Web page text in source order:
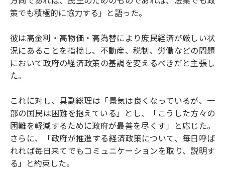
策でも積極的に協力する」と語った。
彼は高金利・高物価・高為替により庶民経済が厳しい状
況にあることを指摘し、不動産、税制、労働などの問題
において政府の経済政策の基調を変えるべきだと主張し
た。
これに対し、具副総理は「景気は良くなっているが、一
部の国民は困難を抱えている」とし、「こうした方々の
困難を軽減するために政府が最善を尽くす」と応じた。
さらに、「政府が推進する経済政策について、毎日呼ば
れれば毎日来てでもコミュニケーションを取り、説明す
る」と約束した。